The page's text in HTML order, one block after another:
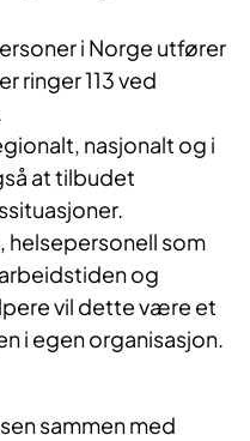
i Norge utfører
ringer 113 ved
nasjonalt og i
at tilbudet
helsepersonell som
og
vil dette være et
i egen organisasjon.
sammen med